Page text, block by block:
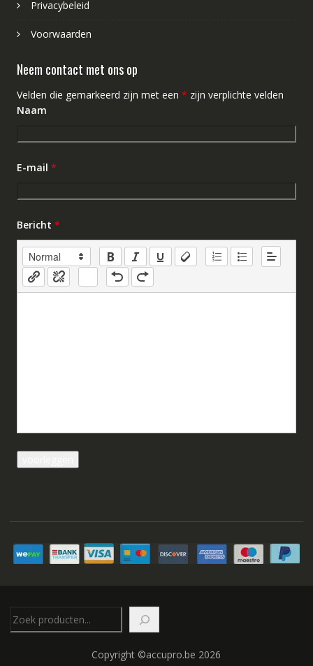
Privacybeleid
Voorwaarden
Neem contact met ons op
Velden die gemarkeerd zijn met een * zijn verplichte velden
Naam
E-mail *
Bericht *
Copyright ©accupro.be 2026